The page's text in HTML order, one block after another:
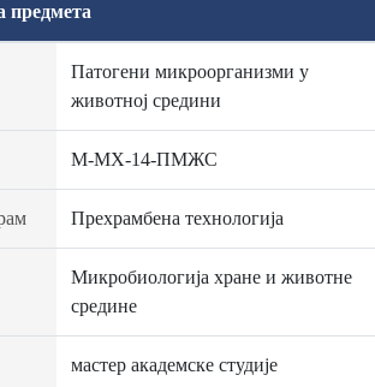
предмета
Патогени микроорганизми у
животној средини
М-МХ-14-ПМЖС
Прехрамбена технологија
Микробиологија хране и животне
средине
мастер академске студије